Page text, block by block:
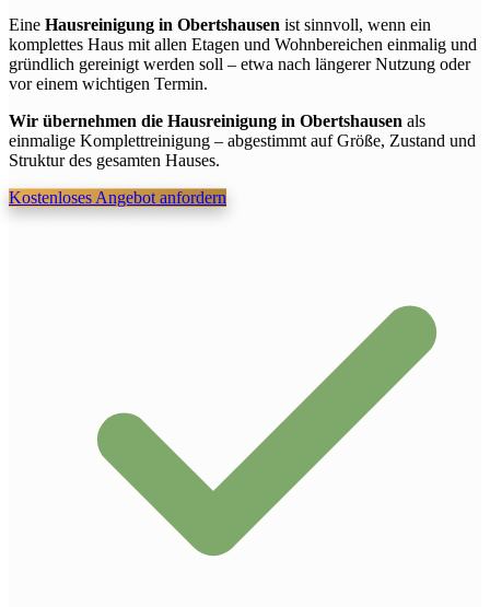
Eine Hausreinigung in Obertshausen ist sinnvoll, wenn ein
komplettes Haus mit allen Etagen und Wohnbereichen einmalig und
gründlich gereinigt werden soll – etwa nach längerer Nutzung oder
vor einem wichtigen Termin.
Wir übernehmen die Hausreinigung in Obertshausen als
einmalige Komplettreinigung – abgestimmt auf Größe, Zustand und
Struktur des gesamten Hauses.
Kostenloses Angebot anfordern